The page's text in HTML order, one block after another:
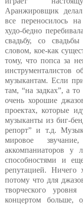
Аранжировщик
все переносилось
худо-бедно
свадьбу, со
словом, кое-как
тому, что попса за
инструменталистов
музыкантам. Если
там, “на задках”, а
очень хорошие
проектах, которые
музыканты из биг-
репорт” и т.д.
мировое
аккомпаниаторов у
способностями и
репутацией.
потому что для
творческого
концертом